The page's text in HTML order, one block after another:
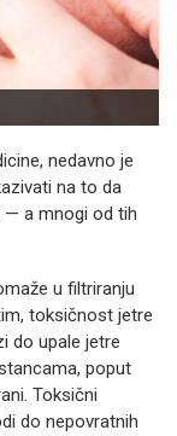
nedavno je
na to da
— a mnogi od tih
u filtriranju
toksičnost jetre
do upale jetre
poput
Toksični
do nepovratnih